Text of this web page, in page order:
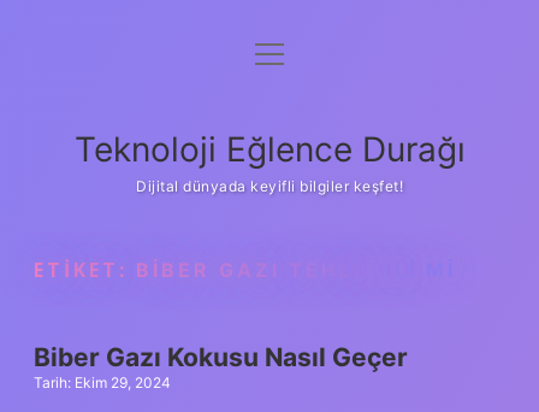
Anasayfa
Yasal Uyarı
menüyü
Teknoloji Eğlence Durağı
Dijital dünyada keyifli bilgiler keşfet!
ETIKET: BIBER GAZI TEHLIKELI MI
Biber Gazı Kokusu Nasıl Geçer
Tarih: Ekim 29, 2024